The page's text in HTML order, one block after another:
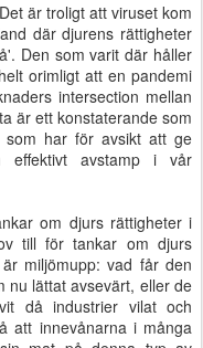
är troligt att viruset kom
där djurens rättigheter
Den som varit där håller
orimligt att en pandemi
intersection mellan
är ett konstaterande som
som har för avsikt att ge
effektivt avstamp i vår
om djurs rättigheter i
till för tankar om djurs
miljömupp: vad får den
nu lättat avsevärt, eller de
då industrier vilat och
att innevånarna i många